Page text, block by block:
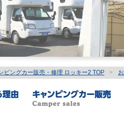
ピングカー販売・修理 ロッキー2 TOP >